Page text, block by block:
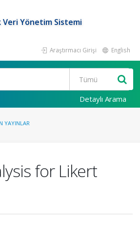
Veri Yönetim Sistemi
Araştırmacı Girişi English
Detaylı Arama
YAYINLAR
for Likert